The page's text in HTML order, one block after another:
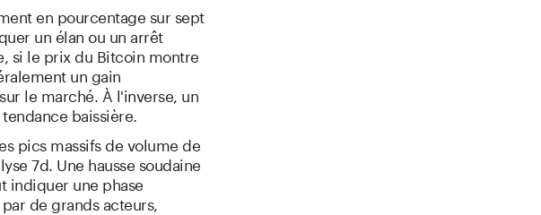
en pourcentage sur sept
un élan ou un arrêt
si le prix du Bitcoin montre
un gain
le marché. À l'inverse, un
baissière.
pics massifs de volume de
7d. Une hausse soudaine
indiquer une phase
de grands acteurs,